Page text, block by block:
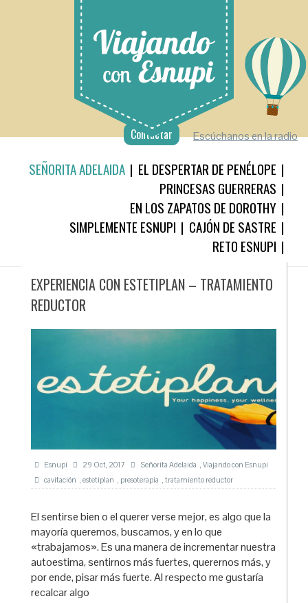
Escúchanos en la radio
Contactar
SEÑORITA ADELAIDA
EL DESPERTAR DE PENÉLOPE
PRINCESAS GUERRERAS
EN LOS ZAPATOS DE DOROTHY
SIMPLEMENTE ESNUPI
CAJÓN DE SASTRE
RETO ESNUPI
EXPERIENCIA CON ESTETIPLAN – TRATAMIENTO
REDUCTOR
Esnupi 29 Oct, 2017 Señorita Adelaida , Viajando con Esnupi
cavitación , estetiplan , presoterapia , tratamiento reductor
El sentirse bien o el querer verse mejor, es algo que la
mayoría queremos, buscamos, y en lo que
«trabajamos». Es una manera de incrementar nuestra
autoestima, sentirnos más fuertes, querernos más, y
por ende, pisar más fuerte. Al respecto me gustaría
recalcar algo